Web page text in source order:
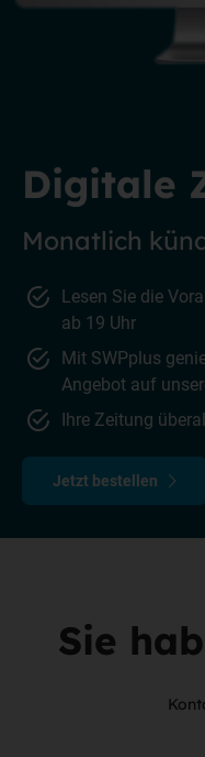
Digitale
Monatlich
Lesen Sie die
ab 19 Uhr
Mit SWPplus
Angebot auf
Ihre Zeitung
Jetzt bestellen
Sie